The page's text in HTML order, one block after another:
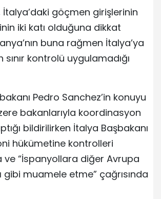
İtalya’daki göçmen girişlerinin
iki katı olduğuna dikkat
buna rağmen İtalya’ya
kontrolü uygulamadığı
Pedro Sanchez’in konuyu
bakanlarıyla koordinasyon
bildirilirken İtalya Başbakanı
hükümetine kontrolleri
ve “İspanyollara diğer Avrupa
gibi muamele etme” çağrısında